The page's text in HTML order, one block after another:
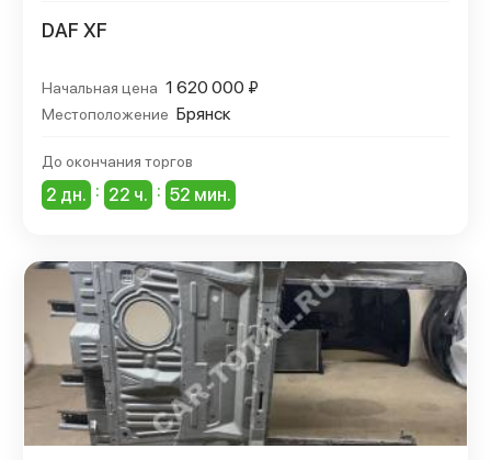
DAF XF
Начальная цена 1 620 000 ₽
Местоположение Брянск
До окончания торгов
2 дн. : 22 ч. : 52 мин.